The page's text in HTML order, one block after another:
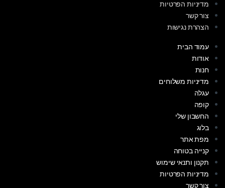
מדיניות הפרטיות
צור קשר
הצהרת נגישות
עמוד הבית
אודות
חנות
מדיניות משלוחים
עגלה
קופה
החשבון שלי
בלוג
מפת אתר
קנייה בטוחה
תקנון ותנאי שימוש
מדיניות הפרטיות
צור קשר